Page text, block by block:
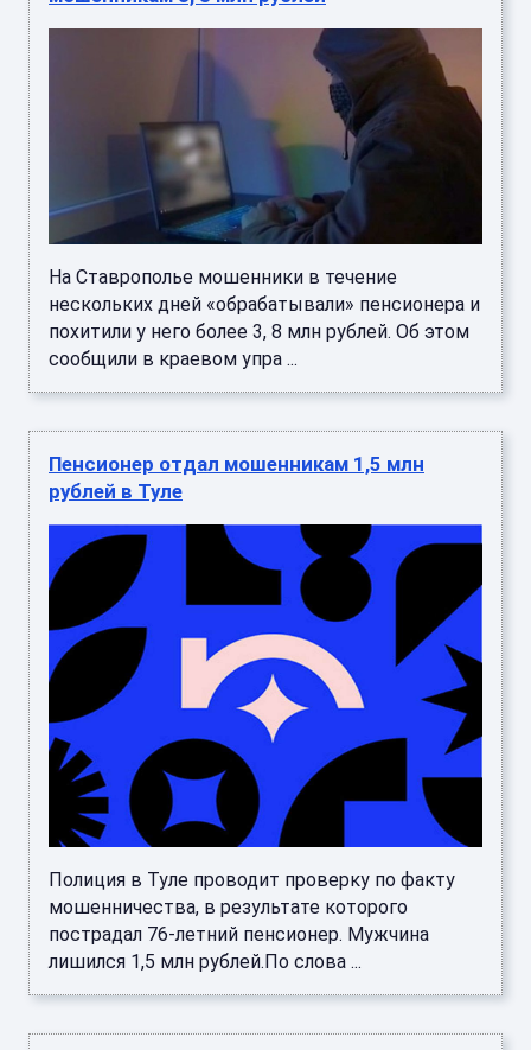
На Ставрополье мошенники в течение
нескольких дней «обрабатывали» пенсионера и
похитили у него более 3, 8 млн рублей. Об этом
сообщили в краевом упра ...
Пенсионер отдал мошенникам 1,5 млн
рублей в Туле
Полиция в Туле проводит проверку по факту
мошенничества, в результате которого
пострадал 76-летний пенсионер. Мужчина
лишился 1,5 млн рублей.По слова ...